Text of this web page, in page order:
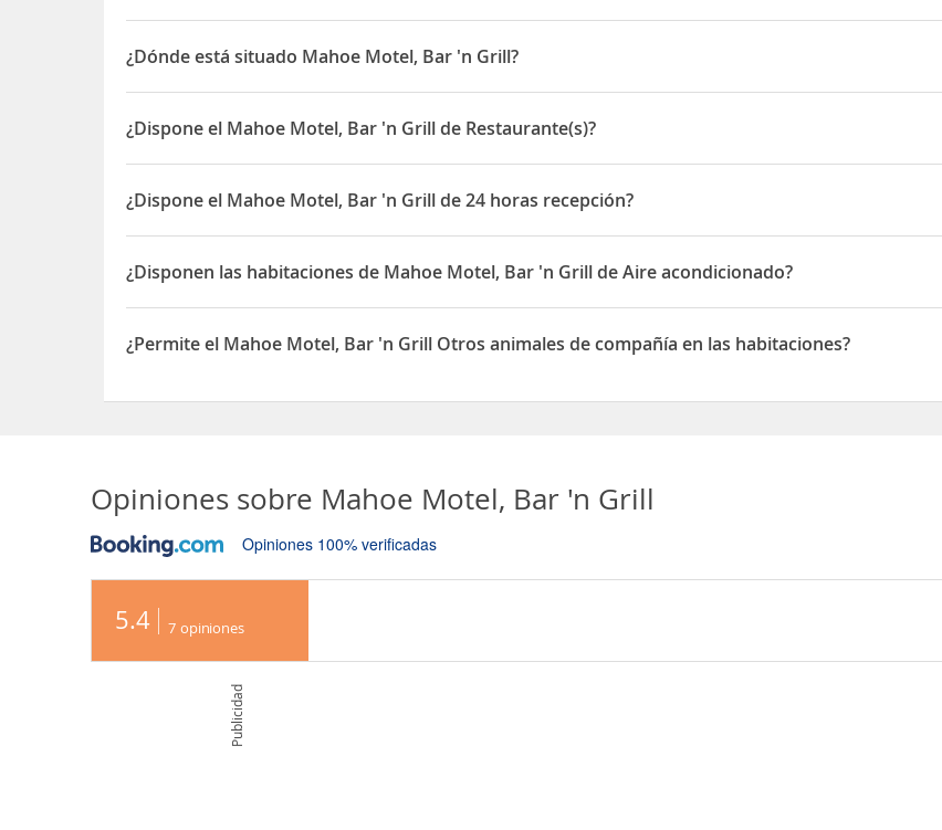
¿Dónde está situado Mahoe Motel, Bar 'n Grill?
El Mahoe Motel, Bar 'n Grill está situado en 835 State Highway 4
¿Dispone el Mahoe Motel, Bar 'n Grill de Restaurante(s)?
Sí, el Mahoe Motel, Bar 'n Grill dispone de Restaurante(s)
¿Dispone el Mahoe Motel, Bar 'n Grill de 24 horas recepción?
Sí, el Mahoe Motel, Bar 'n Grill dispone de 24 horas recepción
¿Disponen las habitaciones de Mahoe Motel, Bar 'n Grill de Aire acondicionado?
Sí, las habitaciones del Mahoe Motel, Bar 'n Grill disponen de Aire acondicionado
¿Permite el Mahoe Motel, Bar 'n Grill Otros animales de compañía en las habitaciones?
Opiniones sobre Mahoe Motel, Bar 'n Grill
Opiniones 100% verificadas
5.4 7 opiniones
Publicidad